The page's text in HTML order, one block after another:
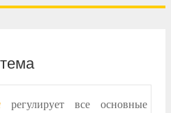
регулирует все основные